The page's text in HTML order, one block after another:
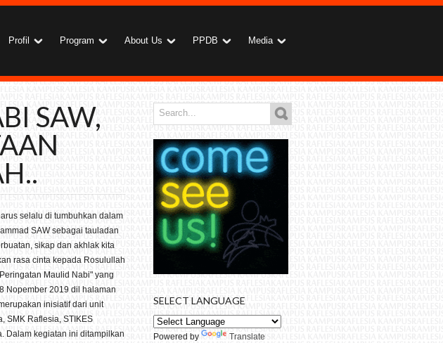
Profil Program About Us PPDB Media
SAW,
selalu di tumbuhkan dalam
SAW sebagai tauladan
sikap dan akhlak kita
rasa cinta kepada Rosulullah
Maulid Nabi" yang
Nopember 2019 dil halaman
inisiatif dari unit
SMK Raflesia, STIKES
Dalam kegiatan ini ditampilkan
SELECT LANGUAGE
Powered by Translate